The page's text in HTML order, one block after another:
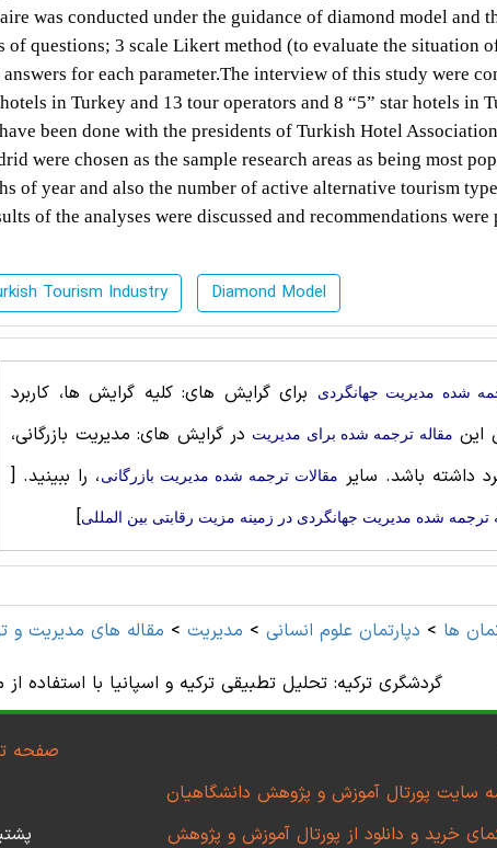
was conducted under the guidance of diamond model and
of questions; 3 scale Likert method (to evaluate the situation
for each parameter.The interview of this study were
in Turkey and 13 tour operators and 8 “5” star hotels in
been done with the presidents of Turkish Hotel
were chosen as the sample research areas as being most
of year and also the number of active alternative tourism
of the analyses were discussed and recommendations
Tourism Industry Diamond Model
شده مدیریت جهانگردی
برای گرایش های: کلیه گرایش ها، کاربرد
این مقاله ترجمه شده برای مديريت در گرایش های: مدیریت بازرگانی،
داشته باشد. سایر مقالات ترجمه شده مدیریت بازرگانی ، را ببینید. [
ترجمه شده مدیریت جهانگردی در زمینه مزیت رقابتی بین المللی]
ها > دپارتمان علوم انسانی > مديريت > مقاله های مديريت و
گردشگری ترکیه: تحلیل تطبیقی ترکیه و اسپانیا با استفاده
سایت پورتال آموزش و پژوهش دانشگاهیان
خرید و دانلود از پورتال آموزش و پژوهش
صفحه